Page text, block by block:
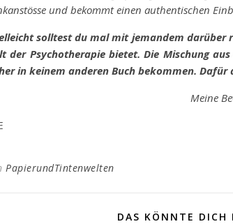
und bekommt einen authentischen
solltest du mal mit jemandem darüber
der Psychotherapie bietet. Die Mischung
in keinem anderen Buch bekommen. Dafür
Meine
PapierundTintenwelten
DAS KÖNNTE DICH